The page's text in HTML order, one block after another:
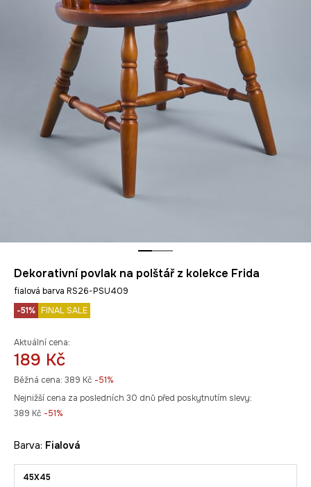
Dekorativní povlak na polštář z kolekce Frida
fialová barva RS26-PSU409
-51% FINAL SALE
Aktuální cena:
189 Kč
Běžná cena: 389 Kč -51%
Nejnižší cena za posledních 30 dnů před poskytnutím slevy:
389 Kč -51%
Barva: fialová
45X45